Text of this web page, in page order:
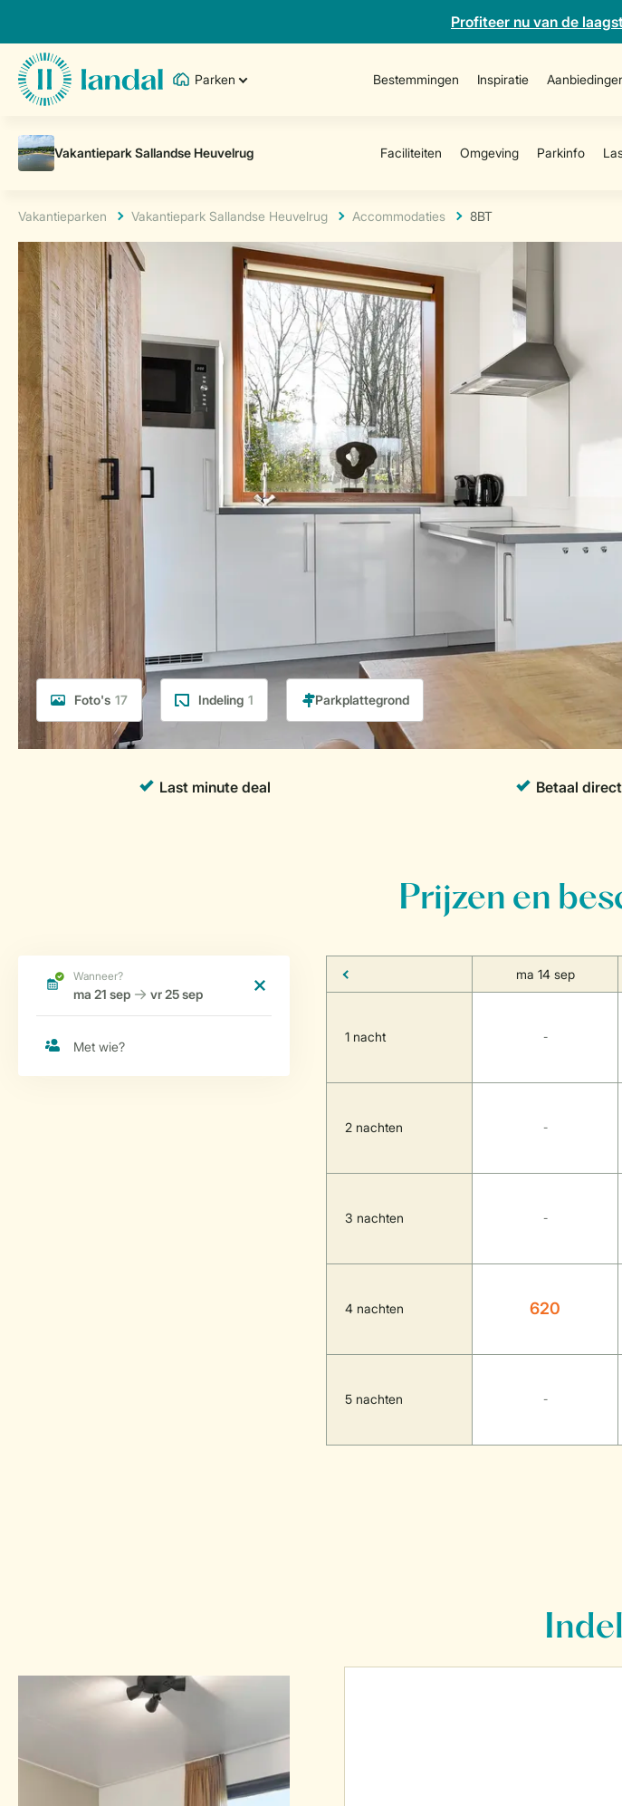
Profiteer nu van de
Parken Bestemmingen Inspiratie
Vakantieparken Vakantiepark Sallandse Heuvelrug Accommodaties 8BT
Foto's 17 Indeling 1
Prijzen en
ma 14 sep
1 nacht -
2 nachten -
3 nachten -
4 nachten 620
5 nachten -